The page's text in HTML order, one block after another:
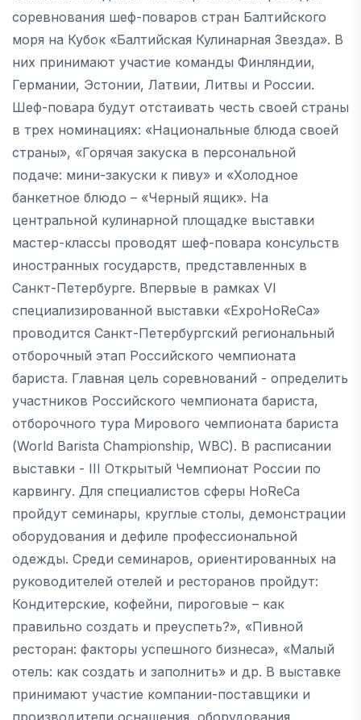
соревнования шеф-поваров стран Балтийского
моря на Кубок «Балтийская Кулинарная Звезда». В
них принимают участие команды Финляндии,
Германии, Эстонии, Латвии, Литвы и России.
Шеф-повара будут отстаивать честь своей страны
в трех номинациях: «Национальные блюда своей
страны», «Горячая закуска в персональной
подаче: мини-закуски к пиву» и «Холодное
банкетное блюдо – «Черный ящик». На
центральной кулинарной площадке выставки
мастер-классы проводят шеф-повара консульств
иностранных государств, представленных в
Санкт-Петербурге. Впервые в рамках VI
специализированной выставки «ExpoHoReCa»
проводится Санкт-Петербургский региональный
отборочный этап Российского чемпионата
бариста. Главная цель соревнований - определить
участников Российского чемпионата бариста,
отборочного тура Мирового чемпионата бариста
(World Barista Championship, WBC). В расписании
выставки - III Открытый Чемпионат России по
карвингу. Для специалистов сферы HoReCa
пройдут семинары, круглые столы, демонстрации
оборудования и дефиле профессиональной
одежды. Среди семинаров, ориентированных на
руководителей отелей и ресторанов пройдут:
Кондитерские, кофейни, пироговые – как
правильно создать и преуспеть?», «Пивной
ресторан: факторы успешного бизнеса», «Малый
отель: как создать и заполнить» и др. В выставке
принимают участие компании-поставщики и
производители оснащения, оборудования,